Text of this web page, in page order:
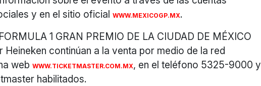
y en el sitio oficialWWW.MEXICOGP.MX.
1 GRAN PREMIO DE LA CIUDAD DE MÉXICO
Heineken continúan a la venta por medio de la red
web WWW.TICKETMASTER.COM.MX, en el teléfono 5325-9000 y
habilitados.